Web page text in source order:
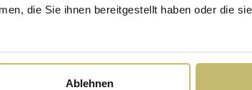
die Sie ihnen bereitgestellt haben oder die
Ablehnen